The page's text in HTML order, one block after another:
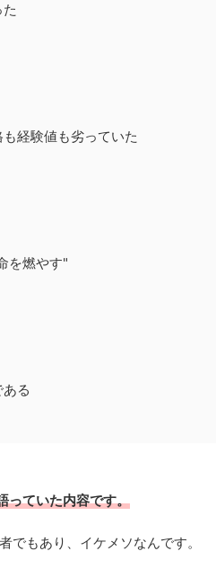
経験値も劣っていた
を燃やす"
る
っていた内容です。
でもあり、イケメソなんです。